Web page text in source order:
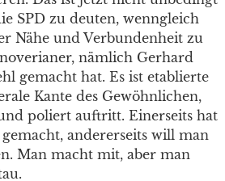
SPD zu deuten, wenngleich
Nähe und Verbundenheit zu
nämlich Gerhard
gemacht hat. Es ist etablierte
Kante des Gewöhnlichen,
poliert auftritt. Einerseits hat
andererseits will man
Man macht mit, aber man